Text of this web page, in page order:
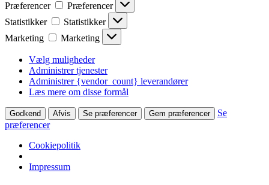
Præferencer
Præferencer
Statistikker
Statistikker
Marketing
Marketing
Vælg muligheder
Administrer tjenester
Administrer {vendor_count} leverandører
Læs mere om disse formål
Godkend Afvis Se præferencer Gem præferencer
Se
præferencer
Cookiepolitik
Impressum